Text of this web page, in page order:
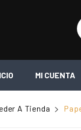
MI CUENTA
A Tienda